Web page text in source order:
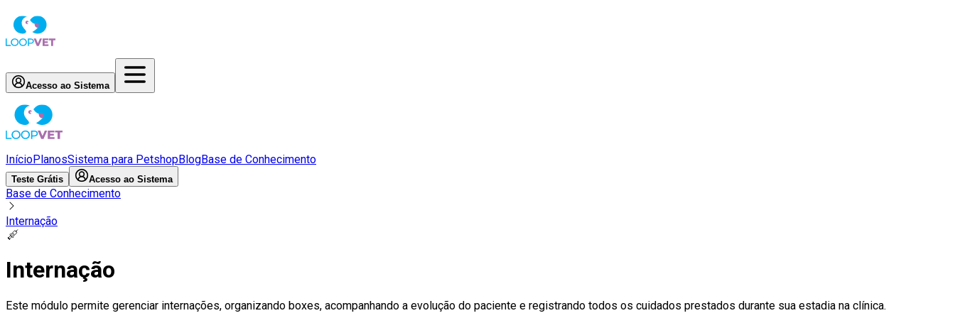
Acesso ao Sistema
InícioPlanosSistema para PetshopBlogBase de Conhecimento
Teste Grátis Acesso ao Sistema
Base de Conhecimento
Internação
💉
Internação
Este módulo permite gerenciar internações, organizando boxes, acompanhando a evolução do paciente e registrando todos os cuidados prestados durante sua estadia na clínica.